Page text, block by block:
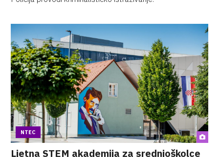
NTEC
Ljetna STEM akademija za srednjoškolce